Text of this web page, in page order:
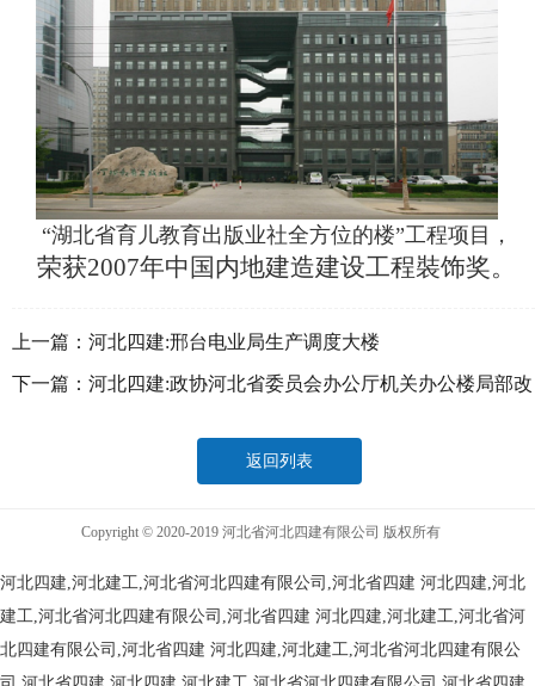
“湖北省育儿教育出版业社全方位的楼”工程项目，
荣获2007年中国内地建造建设工程裝饰奖。
上一篇： 河北四建:邢台电业局生产调度大楼
下一篇： 河北四建:政协河北省委员会办公厅机关办公楼局部改
返回列表
Copyright © 2020-2019 河北省河北四建有限公司 版权所有
河北四建,河北建工,河北省河北四建有限公司,河北省四建 河北四建,河北
建工,河北省河北四建有限公司,河北省四建 河北四建,河北建工,河北省河
北四建有限公司,河北省四建 河北四建,河北建工,河北省河北四建有限公